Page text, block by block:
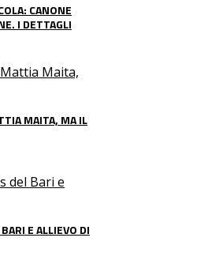
CANONE
I DETTAGLI
MAITA, MA IL
E ALLIEVO DI